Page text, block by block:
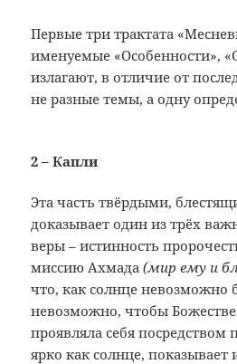
Первые три трактата
именуемые «Особенности»,
излагают, в отличие от
не разные темы, а одну
2 – Капли
Эта часть твёрдыми,
доказывает один из трёх
веры – истинность
миссию Ахмада(мир ему и
что, как солнце невозможно
невозможно, чтобы
проявляла себя посредством
ярко как солнце, показывает